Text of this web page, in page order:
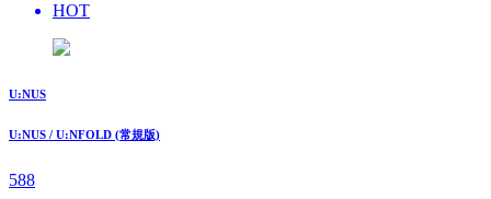
HOT
U:NUS
U:NUS / U:NFOLD (常規版)
588